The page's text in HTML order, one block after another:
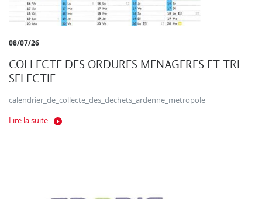
08/07/26
COLLECTE DES ORDURES MENAGERES ET TRI
SELECTIF
calendrier_de_collecte_des_dechets_ardenne_metropole
Lire la suite